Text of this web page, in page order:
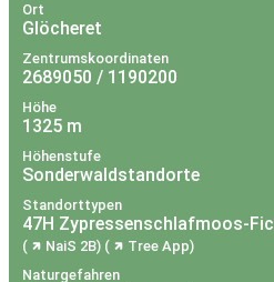
Ort
Glöcheret
Zentrumskoordinaten
2689050 / 1190200
Höhe
1325 m
Höhenstufe
Sonderwaldstandorte
Standorttypen
47H Zypressenschlafmoos-
NaiS 2B
Tree App
Naturgefahren